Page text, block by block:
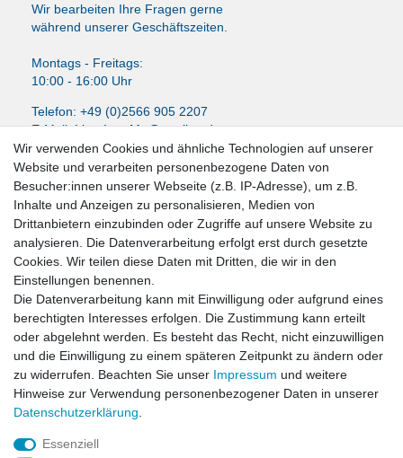
Wir bearbeiten Ihre Fragen gerne
während unserer Geschäftszeiten.
Montags - Freitags:
10:00 - 16:00 Uhr
Telefon: +49 (0)2566 905 2207
E-Mail:LissyInterMo@t-online.de
News-Letter abonieren
VORNAME NACHNAME
E-MAIL **
Newsletter
Honig
Hiermit bestätige ich, dass ich dieDaten­schutz­erklärunggelesen habe. Meine
Einwilligung kann ich jederzeit widerrufen.**
Abonnieren
Wir verwenden Cookies und ähnliche Technologien auf unserer
Website und verarbeiten personenbezogene Daten von
Besucher:innen unserer Webseite (z.B. IP-Adresse), um z.B.
Inhalte und Anzeigen zu personalisieren, Medien von
Drittanbietern einzubinden oder Zugriffe auf unsere Website zu
analysieren. Die Datenverarbeitung erfolgt erst durch gesetzte
Cookies. Wir teilen diese Daten mit Dritten, die wir in den
Einstellungen benennen.
Die Datenverarbeitung kann mit Einwilligung oder aufgrund eines
berechtigten Interesses erfolgen. Die Zustimmung kann erteilt
oder abgelehnt werden. Es besteht das Recht, nicht einzuwilligen
und die Einwilligung zu einem späteren Zeitpunkt zu ändern oder
zu widerrufen. Beachten Sie unser Impressum und weitere
Hinweise zur Verwendung personenbezogener Daten in unserer
Daten­schutz­erklärung
Essenziell